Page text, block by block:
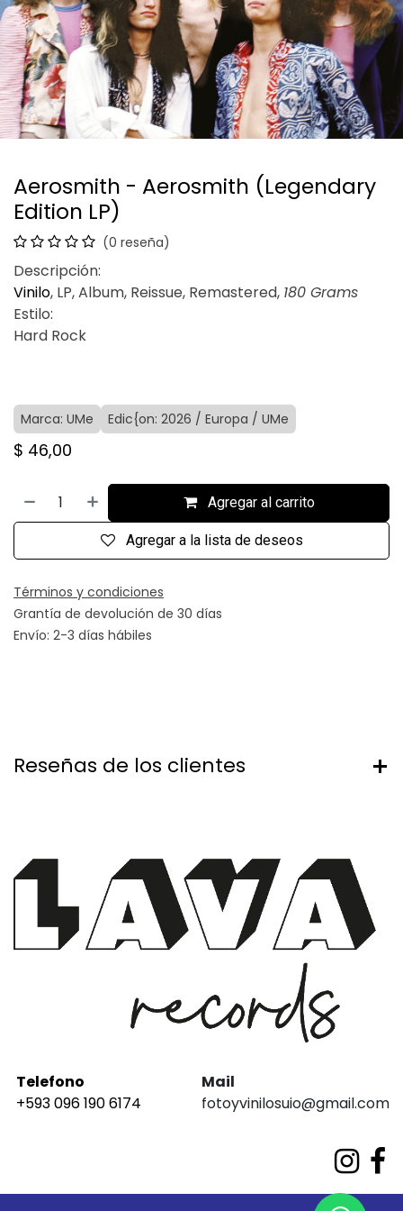
Aerosmith - Aerosmith (Legendary
Edition LP)
(0 reseña)
Descripción:
Vinilo, LP, Album, Reissue, Remastered, 180 Grams
Estilo:
Hard Rock
Marca: UMe Edic{on: 2026 / Europa / UMe
$ 46,00
Agregar al carrito
Agregar a la lista de deseos
Términos y condiciones
Grantía de devolución de 30 días
Envío: 2-3 días hábiles
Reseñas de los clientes
Telefono
+593 096 190 6174
Mail
fotoyvinilosuio@gmail.com